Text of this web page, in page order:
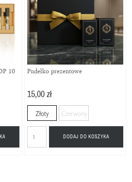
10
Pudełko prezentowe
15,00 zł
Złoty Czerwony
DODAJ DO KOSZYKA